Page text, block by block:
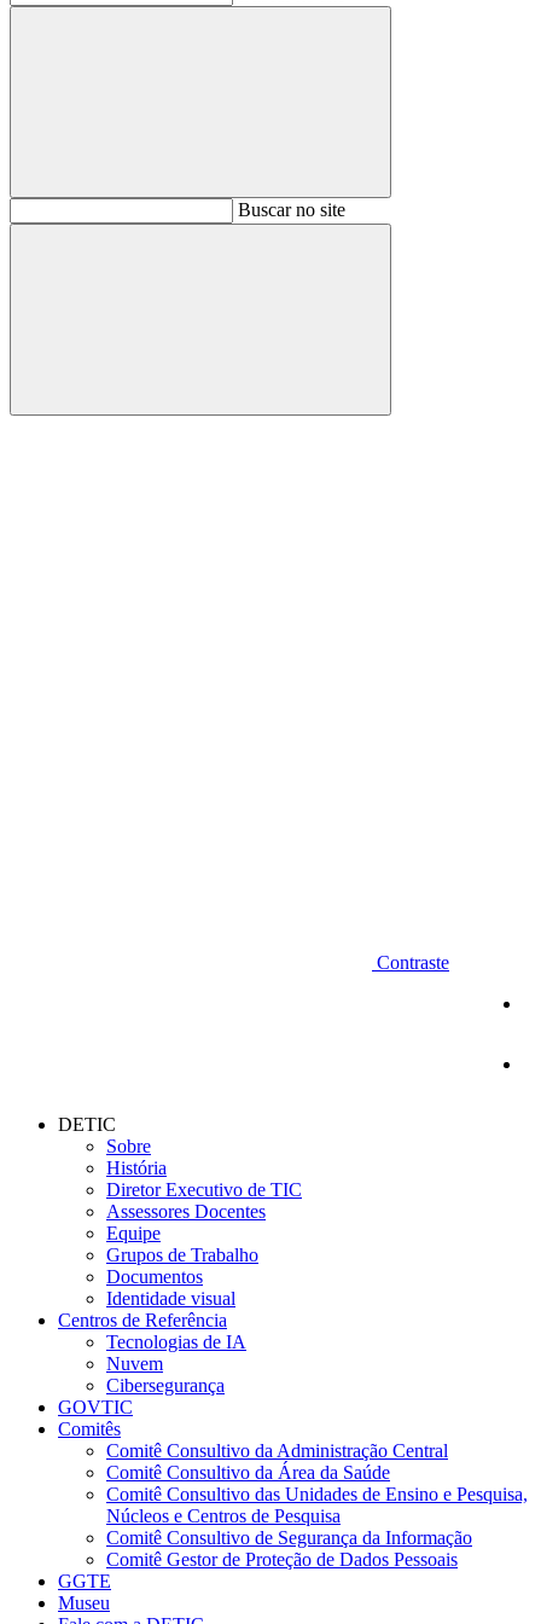
BuscarBuscar no site
Buscar
Contraste
DETIC
Sobre
História
Diretor Executivo de TIC
Assessores Docentes
Equipe
Grupos de Trabalho
Documentos
Identidade visual
Centros de Referência
Tecnologias de IA
Nuvem
Cibersegurança
GOVTIC
Comitês
Comitê Consultivo da Administração Central
Comitê Consultivo da Área da Saúde
Comitê Consultivo das Unidades de Ensino e Pesquisa,
Núcleos e Centros de Pesquisa
Comitê Consultivo de Segurança da Informação
Comitê Gestor de Proteção de Dados Pessoais
GGTE
Museu